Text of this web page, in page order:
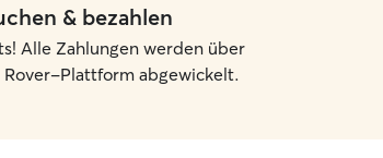
& bezahlen
Alle Zahlungen werden über
Plattform abgewickelt.